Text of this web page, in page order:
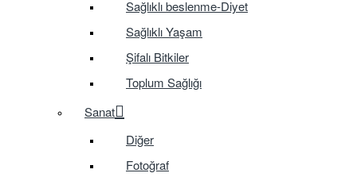
Sağlıklı beslenme-Diyet
Sağlıklı Yaşam
Şifalı Bitkiler
Toplum Sağlığı
Sanat
Diğer
Fotoğraf